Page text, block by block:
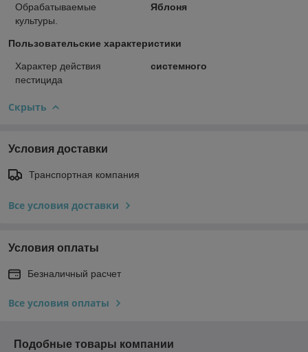
Обрабатываемые
культуры.
Яблоня
Пользовательские характеристики
Характер действия
пестицида
системного
Скрыть
Условия доставки
Транспортная компания
Все условия доставки
Условия оплаты
Безналичный расчет
Все условия оплаты
Подобные товары компании